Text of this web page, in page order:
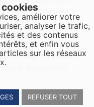
plus être la règle. Il
déjà là ».
publiques : la Gestion
local de l’habitat,
de Déplacements
d’urbanisme, le PLUi ne
améliorer votre
analyser le trafic,
et des contenus
et enfin vous
sur les réseaux
REFUSER TOUT